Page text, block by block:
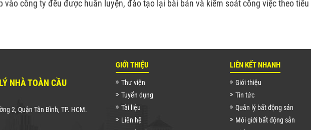
vào công ty đều được huấn luyện, đào tạo lại bài bản và kiểm soát công việc theo
NHÀ TOÀN CẦU
2, Quận Tân Bình, TP. HCM.
GIỚI THIỆU
Thư viện
Tuyển dụng
Tài liệu
Liên hệ
LIÊN KẾT NHANH
Giới thiệu
Tin tức
Quản lý bất động sản
Môi giới bất động sản